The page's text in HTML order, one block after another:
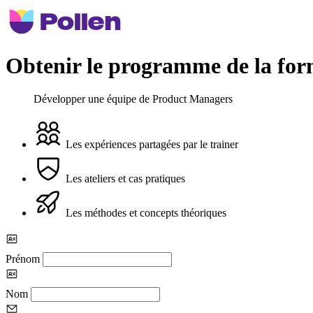
Obtenir le programme de la
Développer une équipe de Product Managers
Les expériences partagées par le trainer
Les ateliers et cas pratiques
Les méthodes et concepts théoriques
Prénom
Nom